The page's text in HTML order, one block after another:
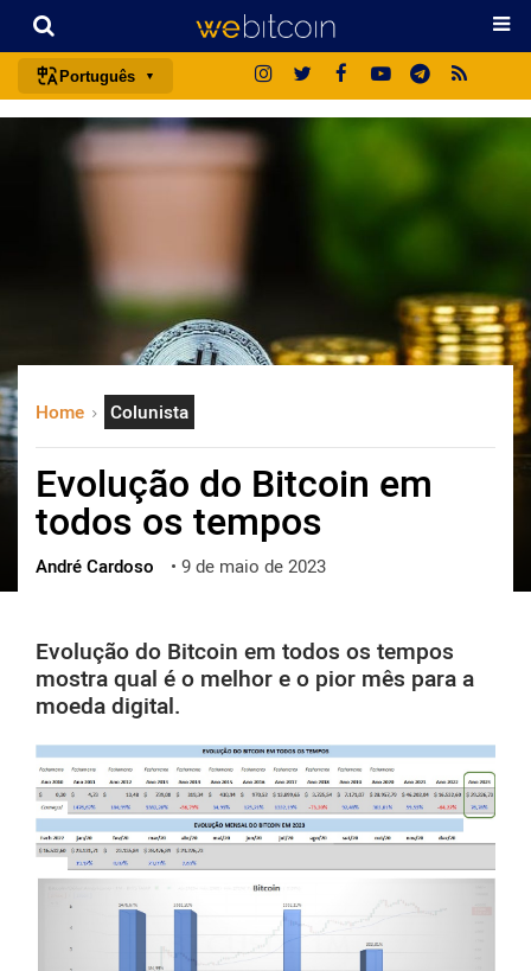
Português
português (BR)
english
deutsch
русский
العربية
ไทย
ქართული
vietnamese
Home Colunista
Evolução do Bitcoin em
todos os tempos
André Cardoso • 9 de maio de 2023
Evolução do Bitcoin em todos os tempos
mostra qual é o melhor e o pior mês para a
moeda digital.